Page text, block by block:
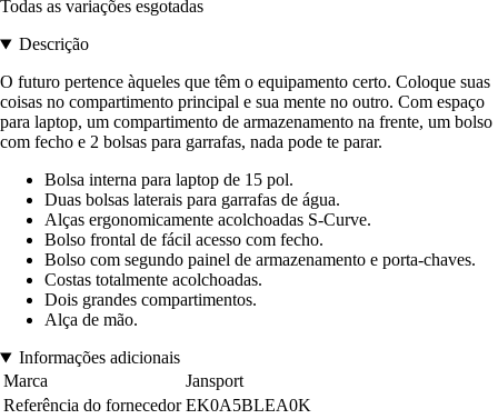
Todas as variações esgotadas
Descrição
O futuro pertence àqueles que têm o equipamento certo. Coloque suas
coisas no compartimento principal e sua mente no outro. Com espaço
para laptop, um compartimento de armazenamento na frente, um bolso
com fecho e 2 bolsas para garrafas, nada pode te parar.
Bolsa interna para laptop de 15 pol.
Duas bolsas laterais para garrafas de água.
Alças ergonomicamente acolchoadas S-Curve.
Bolso frontal de fácil acesso com fecho.
Bolso com segundo painel de armazenamento e porta-chaves.
Costas totalmente acolchoadas.
Dois grandes compartimentos.
Alça de mão.
Informações adicionais
Marca
Jansport
Referência do fornecedor EK0A5BLEA0K